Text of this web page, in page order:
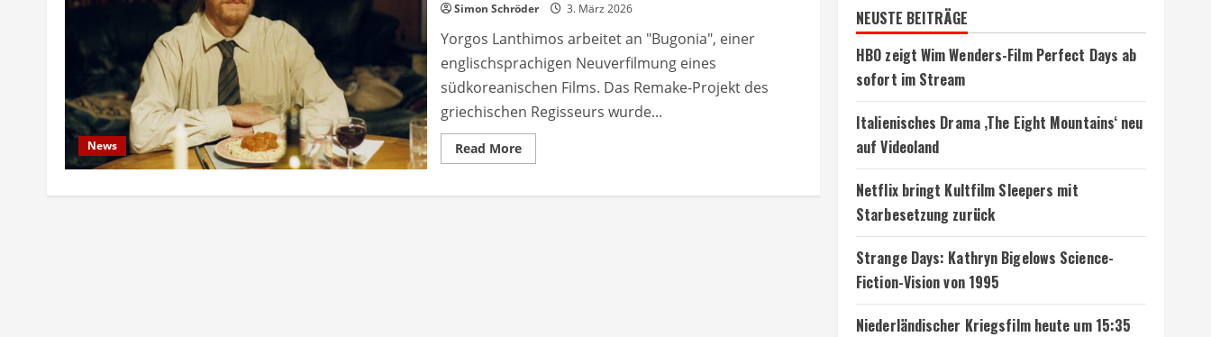
News
Simon Schröder 3. März 2026
Yorgos Lanthimos arbeitet an "Bugonia", einer
englischsprachigen Neuverfilmung eines
südkoreanischen Films. Das Remake-Projekt des
griechischen Regisseurs wurde...
Read MoreRead
more
Lanthimos
NEUSTE BEITRÄGE
HBO zeigt Wim Wenders-Film Perfect Days ab
sofort im Stream
Italienisches Drama ‚The Eight Mountains‘ neu
auf Videoland
Netflix bringt Kultfilm Sleepers mit
Starbesetzung zurück
Strange Days: Kathryn Bigelows Science-
Fiction-Vision von 1995
Niederländischer Kriegsfilm heute um 15:35